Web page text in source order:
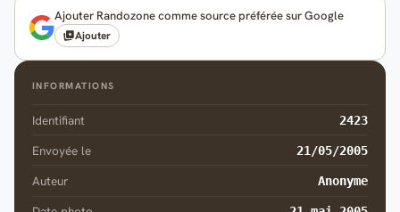
Ajouter Randozone comme source préférée sur Google
Ajouter
INFORMATIONS
Identifiant 2423
Envoyée le 21/05/2005
Auteur Anonyme